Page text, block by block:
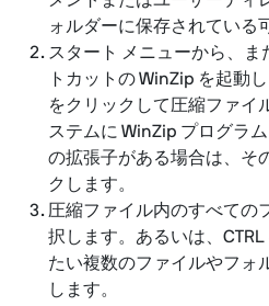
ォルダーに保存されている
スタート メニューから、
トカットの WinZip を起動
をクリックして圧縮ファイ
ステムに WinZip プログラ
の拡張子がある場合は、そ
クします。
圧縮ファイル内のすべての
択します。あるいは、
たい複数のファイルやフォ
します。